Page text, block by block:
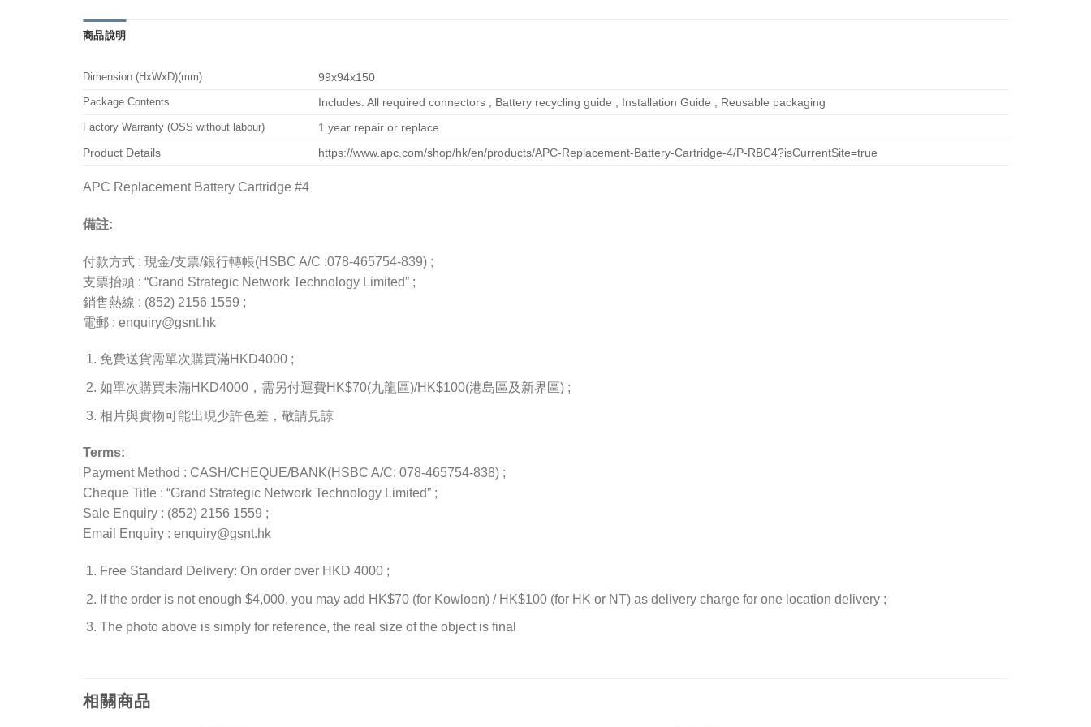
商品說明
Dimension (HxWxD)(mm) 99x94x150
Package Contents Includes: All required connectors , Battery recycling guide , Installation Guide , Reusable packaging
Factory Warranty (OSS without labour)
1 year repair or replace
Product Details
https://www.apc.com/shop/hk/en/products/APC-Replacement-Battery-Cartridge-4/P-RBC4?isCurrentSite=true
APC Replacement Battery Cartridge #4
備註:
付款方式 : 現金/支票/銀行轉帳(HSBC A/C :078-465754-839) ;
支票抬頭 : “Grand Strategic Network Technology Limited” ;
銷售熱線 : (852) 2156 1559 ;
電郵 : enquiry@gsnt.hk
免費送貨需單次購買滿HKD4000 ;
如單次購買未滿HKD4000，需另付運費HK$70(九龍區)/HK$100(港島區及新界區) ;
相片與實物可能出現少許色差，敬請見諒
Terms:
Payment Method : CASH/CHEQUE/BANK(HSBC A/C: 078-465754-838) ;
Cheque Title : “Grand Strategic Network Technology Limited” ;
Sale Enquiry : (852) 2156 1559 ;
Email Enquiry : enquiry@gsnt.hk
Free Standard Delivery: On order over HKD 4000 ;
If the order is not enough $4,000, you may add HK$70 (for Kowloon) / HK$100 (for HK or NT) as delivery charge for one location delivery ;
The photo above is simply for reference, the real size of the object is final
相關商品